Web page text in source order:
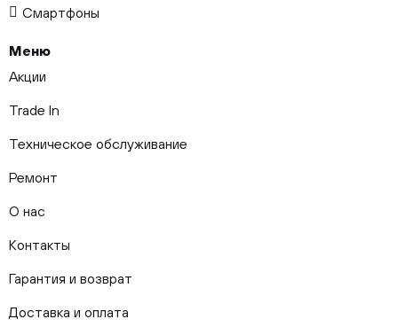
Смартфоны
Меню
Акции
Trade In
Техническое обслуживание
Ремонт
О нас
Контакты
Гарантия и возврат
Доставка и оплата